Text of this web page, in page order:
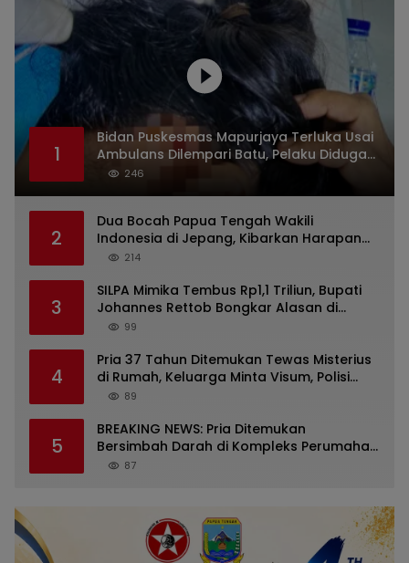
1
Bidan Puskesmas Mapurjaya Terluka Usai
Ambulans Dilempari Batu, Pelaku Diduga
Kelompok Mabuk di Jalan Poros Timika
246
2
Dua Bocah Papua Tengah Wakili
Indonesia di Jepang, Kibarkan Harapan
dari Mimika ke Panggung Dunia
214
3
SILPA Mimika Tembus Rp1,1 Triliun, Bupati
Johannes Rettob Bongkar Alasan di
Depan DPRK: Uang Tidak Hilang!
99
4
Pria 37 Tahun Ditemukan Tewas Misterius
di Rumah, Keluarga Minta Visum, Polisi
Diminta Ungkap Penyebab Kematian
89
5
BREAKING NEWS: Pria Ditemukan
Bersimbah Darah di Kompleks Perumahan
RR Timika, Video Viral Gegerkan Warga
87